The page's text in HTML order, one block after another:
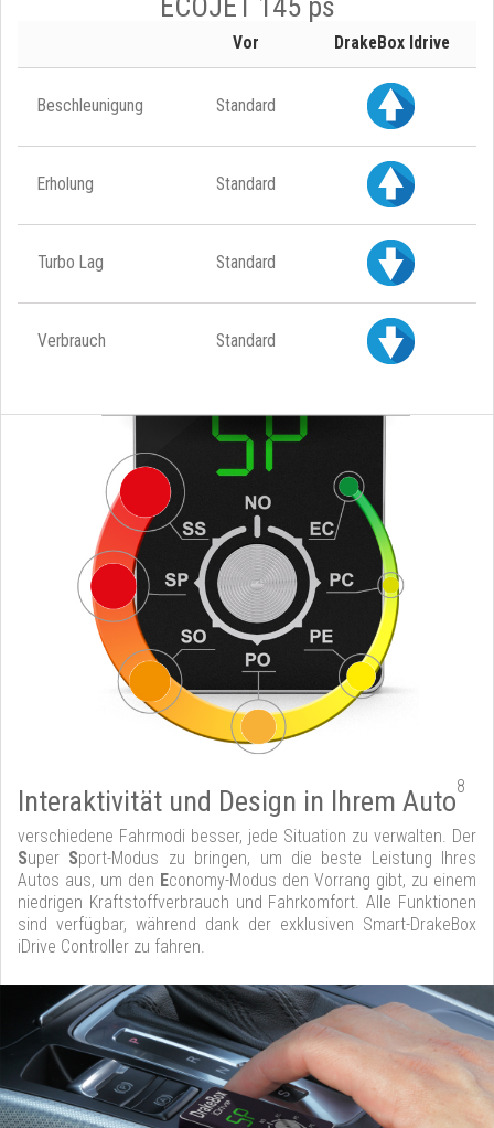
Vor DrakeBox Idrive
Beschleunigung Standard
Erholung Standard
Turbo Lag Standard
Verbrauch Standard
Interaktivität und Design in Ihrem Auto8
verschiedene Fahrmodi besser, jede Situation zu verwalten. Der
Super Sport-Modus zu bringen, um die beste Leistung Ihres
Autos aus, um den Economy-Modus den Vorrang gibt, zu einem
niedrigen Kraftstoffverbrauch und Fahrkomfort. Alle Funktionen
sind verfügbar, während dank der exklusiven Smart-DrakeBox
iDrive Controller zu fahren.